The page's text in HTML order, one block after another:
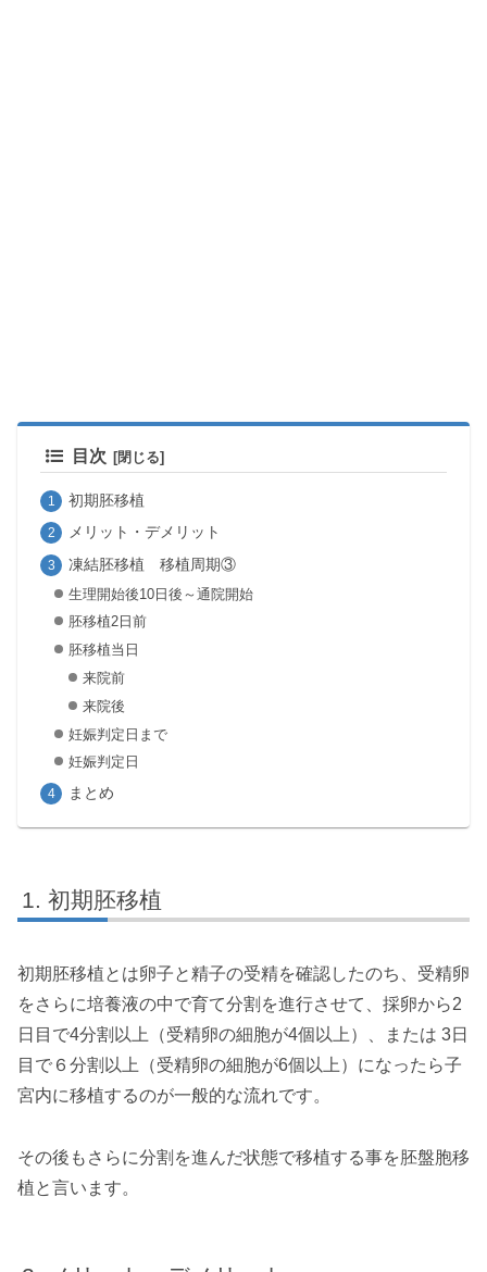
目次
初期胚移植
メリット・デメリット
凍結胚移植 移植周期③
生理開始後10日後～通院開始
胚移植2日前
胚移植当日
来院前
来院後
妊娠判定日まで
妊娠判定日
まとめ
初期胚移植
初期胚移植とは卵子と精子の受精を確認したのち、受精卵
をさらに培養液の中で育て分割を進行させて、採卵から2
日目で4分割以上（受精卵の細胞が4個以上）、または 3日
目で６分割以上（受精卵の細胞が6個以上）になったら子
宮内に移植するのが一般的な流れです。
その後もさらに分割を進んだ状態で移植する事を胚盤胞移
植と言います。